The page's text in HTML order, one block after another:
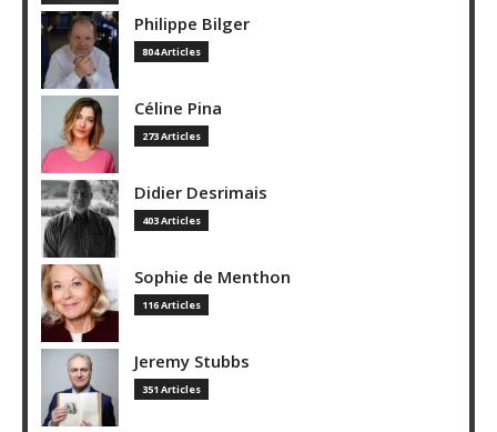
Philippe Bilger
804 Articles
Céline Pina
273 Articles
Didier Desrimais
403 Articles
Sophie de Menthon
116 Articles
Jeremy Stubbs
351 Articles